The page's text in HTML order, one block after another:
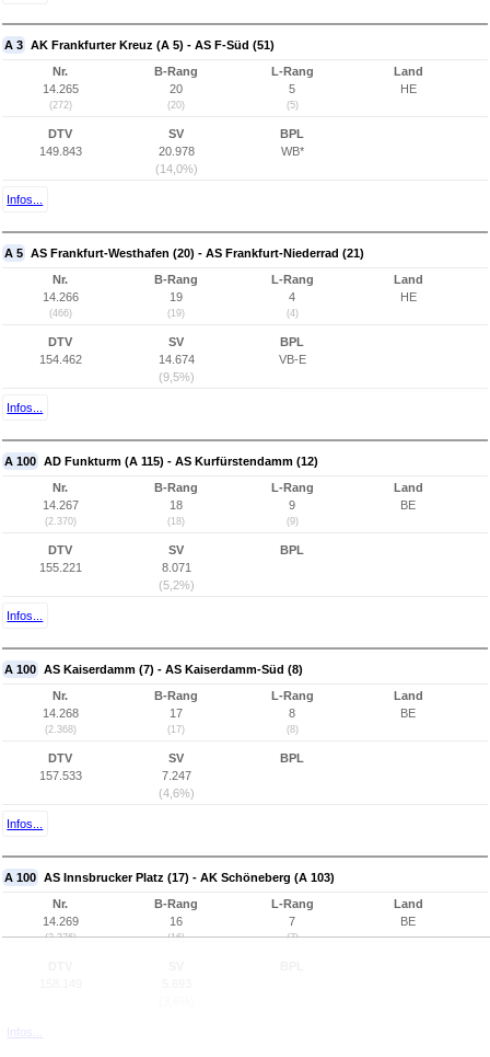
A 3 AK Frankfurter Kreuz (A 5) - AS F-Süd (51)
Nr.
14.265
(272)
B-Rang
20
(20)
L-Rang
5
(5)
Land
HE
DTV
149.843
SV
20.978
(14,0%)
BPL
WB*
Infos...
A 5 AS Frankfurt-Westhafen (20) - AS Frankfurt-Niederrad (21)
Nr.
14.266
(466)
B-Rang
19
(19)
L-Rang
4
(4)
Land
HE
DTV
154.462
SV
14.674
(9,5%)
BPL
VB-E
Infos...
A 100 AD Funkturm (A 115) - AS Kurfürstendamm (12)
Nr.
14.267
(2.370)
B-Rang
18
(18)
L-Rang
9
(9)
Land
BE
DTV
155.221
SV
8.071
(5,2%)
BPL
Infos...
A 100 AS Kaiserdamm (7) - AS Kaiserdamm-Süd (8)
Nr.
14.268
(2.368)
B-Rang
17
(17)
L-Rang
8
(8)
Land
BE
DTV
157.533
SV
7.247
(4,6%)
BPL
Infos...
A 100 AS Innsbrucker Platz (17) - AK Schöneberg (A 103)
Nr.
14.269
(2.376)
B-Rang
16
(16)
L-Rang
7
(7)
Land
BE
Infos...